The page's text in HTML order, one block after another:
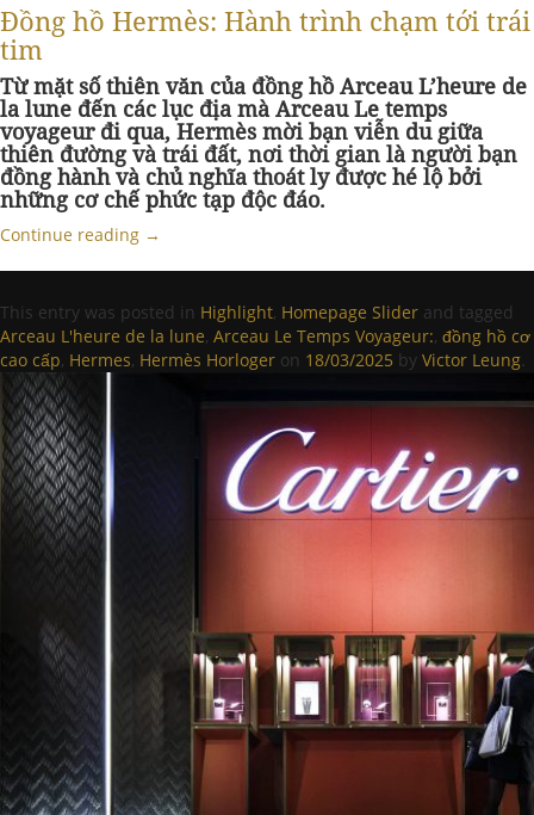
Đồng hồ Hermès: Hành trình chạm tới trái
tim
Từ mặt số thiên văn của đồng hồ Arceau L’heure de
la lune đến các lục địa mà Arceau Le temps
voyageur đi qua, Hermès mời bạn viễn du giữa
thiên đường và trái đất, nơi thời gian là người bạn
đồng hành và chủ nghĩa thoát ly được hé lộ bởi
những cơ chế phức tạp độc đáo.
Continue reading →
This entry was posted in Highlight, Homepage Slider and tagged
Arceau L'heure de la lune, Arceau Le Temps Voyageur:, đồng hồ cơ
cao cấp, Hermes, Hermès Horloger on 18/03/2025 by Victor Leung.